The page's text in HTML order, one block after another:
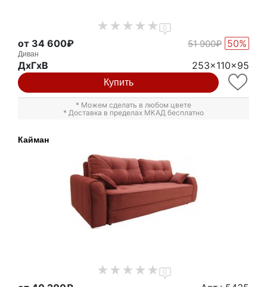
0
от 34 600₽ 51 900₽ 50%
Диван
ДxГxВ 253x110x95
Купить
* Можем сделать в любом цвете
* Доставка в пределах МКАД бесплатно
Кайман
0